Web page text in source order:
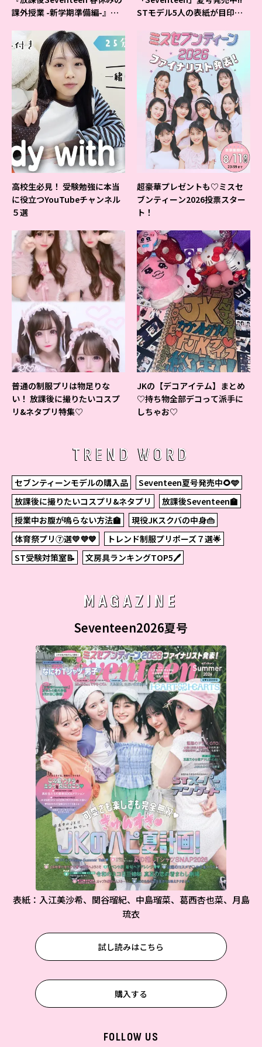
課外授業 -新学期準備編-』イ
STモデル5人の表紙が目印だ
高校生必見！ 受験勉強に本当
に役立つYouTubeチャンネル
５選
超豪華プレゼントも♡ミスセ
ブンティーン2026投票スター
ト！
普通の制服プリは物足りな
い！ 放課後に撮りたいコスプ
リ&ネタプリ特集♡
JKの【デコアイテム】まとめ
♡持ち物全部デコって派手に
しちゃお♡
TREND WORD
セブンティーンモデルの購入品
Seventeen夏号発売中🌻🩵
放課後に撮りたいコスプリ&ネタプリ
放課後Seventeen🏫
授業中お腹が鳴らない方法🏫
現役JKスクバの中身👜
体育祭プリ⑦選💛💜💙
トレンド制服プリポーズ７選🌟
ST受験対策室📝
文房具ランキングTOP5🖊
MAGAZINE
Seventeen2026夏号
表紙：入江美沙希、関谷瑠紀、中島瑠菜、葛西杏也菜、月島
琉衣
試し読みはこちら
購入する
FOLLOW US